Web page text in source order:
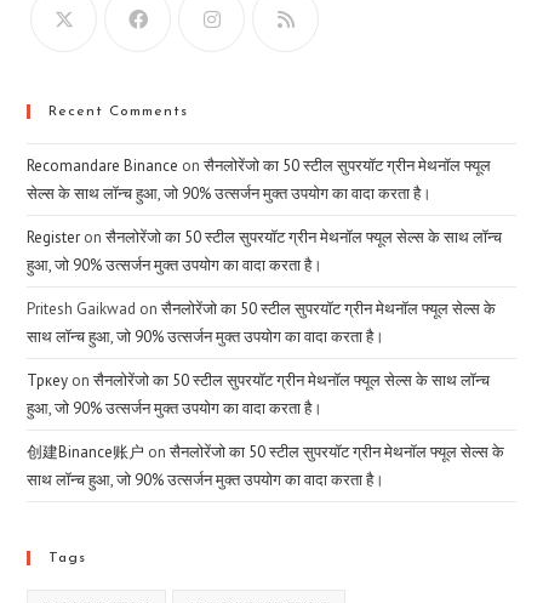
Recent Comments
Recomandare Binance onसैनलोरेंजो का 50 स्टील सुपरयॉट ग्रीन मेथनॉल फ्यूल
सेल्स के साथ लॉन्च हुआ, जो 90% उत्सर्जन मुक्त उपयोग का वादा करता है।
Register onसैनलोरेंजो का 50 स्टील सुपरयॉट ग्रीन मेथनॉल फ्यूल सेल्स के साथ लॉन्च
हुआ, जो 90% उत्सर्जन मुक्त उपयोग का वादा करता है।
Pritesh Gaikwad onसैनलोरेंजो का 50 स्टील सुपरयॉट ग्रीन मेथनॉल फ्यूल सेल्स के
साथ लॉन्च हुआ, जो 90% उत्सर्जन मुक्त उपयोग का वादा करता है।
Тркеу onसैनलोरेंजो का 50 स्टील सुपरयॉट ग्रीन मेथनॉल फ्यूल सेल्स के साथ लॉन्च
हुआ, जो 90% उत्सर्जन मुक्त उपयोग का वादा करता है।
创建Binance账户 onसैनलोरेंजो का 50 स्टील सुपरयॉट ग्रीन मेथनॉल फ्यूल सेल्स के
साथ लॉन्च हुआ, जो 90% उत्सर्जन मुक्त उपयोग का वादा करता है।
Tags